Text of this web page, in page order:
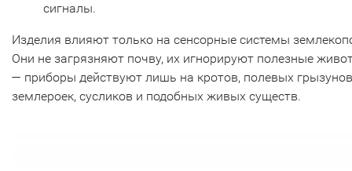
сигналы.
Изделия влияют только на сенсорные системы
Они не загрязняют почву, их игнорируют полезные
— приборы действуют лишь на кротов, полевых
землероек, сусликов и подобных живых существ.